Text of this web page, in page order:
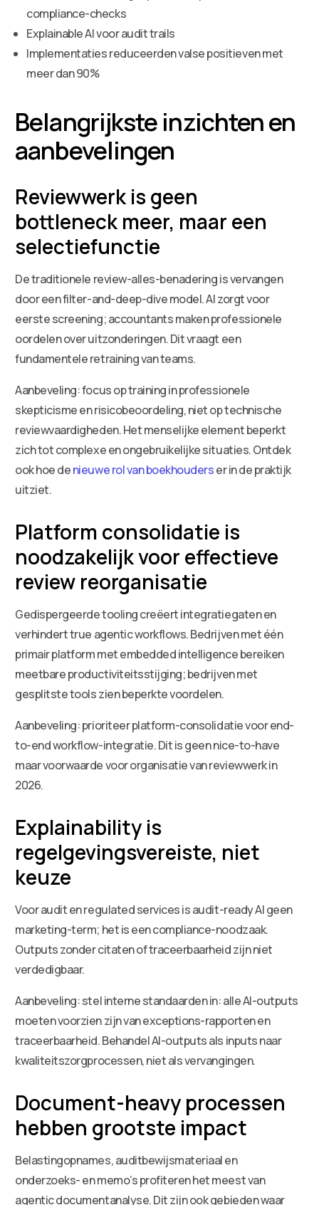
compliance-checks
Explainable AI voor audit trails
Implementaties reduceerden valse positieven met
meer dan 90%
Belangrijkste inzichten en
aanbevelingen
Reviewwerk is geen
bottleneck meer, maar een
selectiefunctie
De traditionele review-alles-benadering is vervangen
door een filter-and-deep-dive model. AI zorgt voor
eerste screening; accountants maken professionele
oordelen over uitzonderingen. Dit vraagt een
fundamentele retraining van teams.
Aanbeveling: focus op training in professionele
skepticisme en risicobeoordeling, niet op technische
reviewvaardigheden. Het menselijke element beperkt
zich tot complexe en ongebruikelijke situaties. Ontdek
ook hoe denieuwe rol van boekhouderser in de praktijk
uitziet.
Platform consolidatie is
noodzakelijk voor effectieve
review reorganisatie
Gedispergeerde tooling creëert integratiegaten en
verhindert true agentic workflows. Bedrijven met één
primair platform met embedded intelligence bereiken
meetbare productiviteitsstijging; bedrijven met
gesplitste tools zien beperkte voordelen.
Aanbeveling: prioriteer platform-consolidatie voor end-
to-end workflow-integratie. Dit is geen nice-to-have
maar voorwaarde voor organisatie van reviewwerk in
2026.
Explainability is
regelgevingsvereiste, niet
keuze
Voor audit en regulated services is audit-ready AI geen
marketing-term; het is een compliance-noodzaak.
Outputs zonder citaten of traceerbaarheid zijn niet
verdedigbaar.
Aanbeveling: stel interne standaarden in: alle AI-outputs
moeten voorzien zijn van exceptions-rapporten en
traceerbaarheid. Behandel AI-outputs als inputs naar
kwaliteitszorgprocessen, niet als vervangingen.
Document-heavy processen
hebben grootste impact
Belastingopnames, auditbewijsmateriaal en
onderzoeks- en memo’s profiteren het meest van
agentic documentanalyse. Dit zijn ook gebieden waar